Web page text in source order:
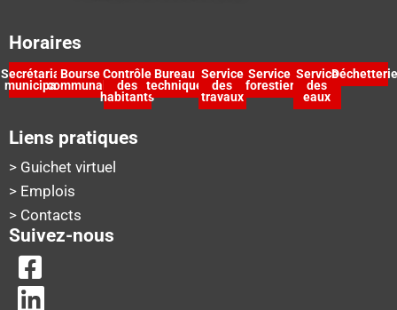
Horaires
Secrétariat
municipal
Bourse
communale
Contrôle
des
habitants
Bureau
technique
Service
des
travaux
Service
forestier
Service
des
eaux
Déchetterie
Liens pratiques
> Guichet virtuel
> Emplois
> Contacts
Suivez-nous